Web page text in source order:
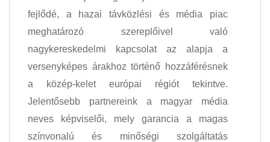
fejlődé, a hazai távközlési és média piac
meghatározó szereplőivel való
nagykereskedelmi kapcsolat az alapja a
versenyképes árakhoz történő hozzáférésnek
a közép-kelet európai régiót tekintve.
Jelentősebb partnereink a magyar média
neves képviselői, mely garancia a magas
színvonalú és minőségi szolgáltatás